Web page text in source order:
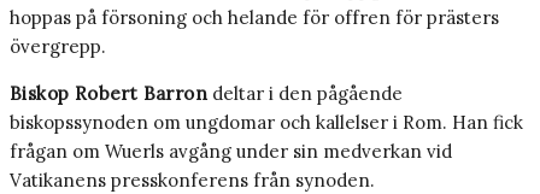
hoppas på försoning och helande för offren för prästers
övergrepp.
Biskop Robert Barron deltar i den pågående
biskopssynoden om ungdomar och kallelser i Rom. Han fick
frågan om Wuerls avgång under sin medverkan vid
Vatikanens presskonferens från synoden.